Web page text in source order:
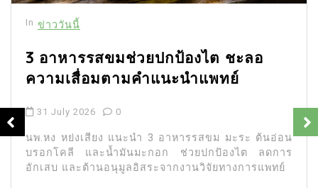
In ข่าววันนี้
3 อาหารรสขมช่วยปกป้องไต ชะลอ
ความเสื่อมตามคำแนะนำแพทย์
31 July 2026 0
นพ.หง หย่งเสียง แนะนำ 3 อาหารรสขม มะระ ต้นอ่อน
บรอกโคลี และน้ำมันมะกอก ช่วยปกป้องไต ลดการ
อักเสบ และต้านอนุมูลอิสระจากงานวิจัยทางการแพทย์